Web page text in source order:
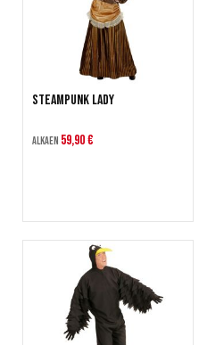
Steampunk Lady
Alkaen 59,90 €